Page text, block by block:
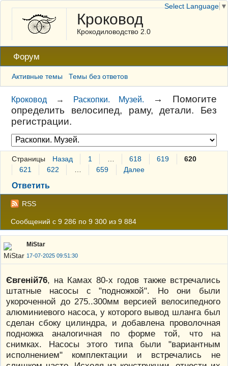
Кроковод
Крокодиловодство 2.0
Форум
Активные темы Темы без ответов
Кроковод → Раскопки. Музей. → Помогите
определить велосипед, раму, детали. Без
регистрации.
Страницы Назад 1 618 619
620
621
622 659 Далее
Ответить
RSS
Сообщений с 9 286 по 9 300 из 9 884
MiStar
17-07-2025 09:51:30
Євгеній76, на Камах 80-х годов также встречались
штатные насосы с "подножкой". Но они были
укороченной до 275..300мм версией велосипедного
алюминиевого насоса, у которого вывод шланга был
сделан сбоку цилиндра, и добавлена проволочная
подножка аналогичная по форме той, что на
снимках. Насосы этого типа были "вариантным
исполнением" комплектации и встречались не
Select Language ▼